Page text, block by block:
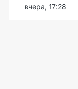
вчера, 17:28